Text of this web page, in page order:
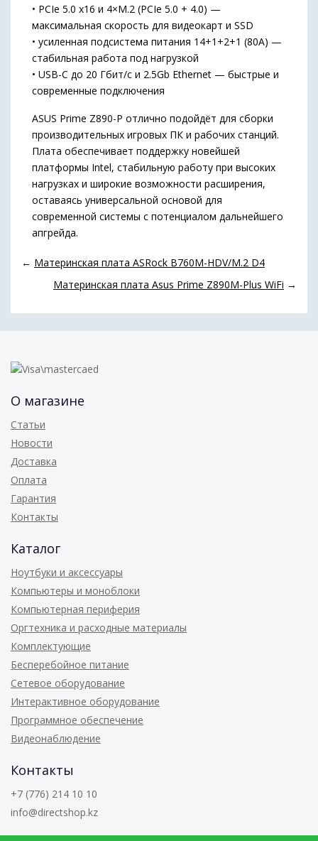
• PCIe 5.0 x16 и 4×M.2 (PCIe 5.0 + 4.0) —
максимальная скорость для видеокарт и SSD
• усиленная подсистема питания 14+1+2+1 (80A) —
стабильная работа под нагрузкой
• USB-C до 20 Гбит/с и 2.5Gb Ethernet — быстрые и
современные подключения
ASUS Prime Z890-P отлично подойдёт для сборки
производительных игровых ПК и рабочих станций.
Плата обеспечивает поддержку новейшей
платформы Intel, стабильную работу при высоких
нагрузках и широкие возможности расширения,
оставаясь универсальной основой для
современной системы с потенциалом дальнейшего
апгрейда.
← Материнская плата ASRock B760M-HDV/M.2 D4
Материнская плата Asus Prime Z890M-Plus WiFi →
О магазине
Статьи
Новости
Доставка
Оплата
Гарантия
Контакты
Каталог
Ноутбуки и аксессуары
Компьютеры и моноблоки
Компьютерная периферия
Оргтехника и расходные материалы
Комплектующие
Бесперебойное питание
Сетевое оборудование
Интерактивное оборудование
Программное обеспечение
Видеонаблюдение
Контакты
+7 (776) 214 10 10
info@directshop.kz